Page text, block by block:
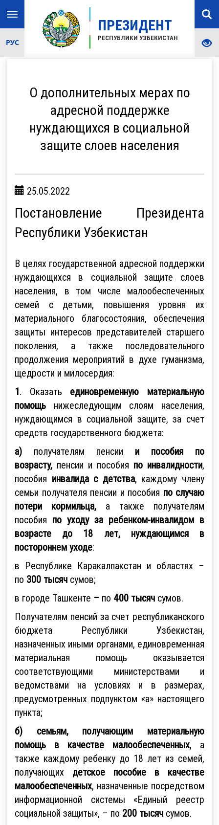
ПРЕЗИДЕНТ
РЕСПУБЛИКИ УЗБЕКИСТАН
Toggle
navigation
РУС
О дополнительных мерах по
адресной поддержке
нуждающихся в социальной
защите слоев населения
25.05.2022
Постановление Президента
Республики Узбекистан
В целях государственной адресной поддержки
нуждающихся в социальной защите слоев
населения, в том числе малообеспеченных
семей с детьми, повышения уровня их
материального благосостояния, обеспечения
защиты интересов представителей старшего
поколения, а также последовательного
продолжения мероприятий в духе гуманизма,
щедрости и милосердия:
1. Оказать единовременную материальную
помощь нижеследующим слоям населения,
нуждающимся в социальной защите, за счет
средств государственного бюджета:
а) получателям пенсии и пособия
по
возрасту, пенсии и пособия по инвалидности,
пособия инвалида с детства, каждому члену
семьи получателя пенсии и пособия по случаю
потери кормильца, а также получателям
пособия по уходу за ребенком-инвалидом в
возрасте до 18 лет,
нуждающимся в
постороннем уходе:
в Республике Каракалпакстан и областях –
по 300 тысяч сумов;
в городе Ташкенте – по 400 тысяч сумов.
Получателям пенсий за счет республиканского
бюджета Республики Узбекистан,
назначенных иными органами, единовременная
материальная помощь оказывается
соответствующими министерствами и
ведомствами на условиях и в размерах,
предусмотренных подпунктом «а» настоящего
пункта;
б) семьям, получающим материальную
помощь
в качестве малообеспеченных, а
также каждому ребенку до 18 лет из семей,
получающих детское пособие в качестве
малообеспеченных, назначенные посредством
информационной системы «Единый реестр
социальной защиты», – по 200 тысяч сумов.